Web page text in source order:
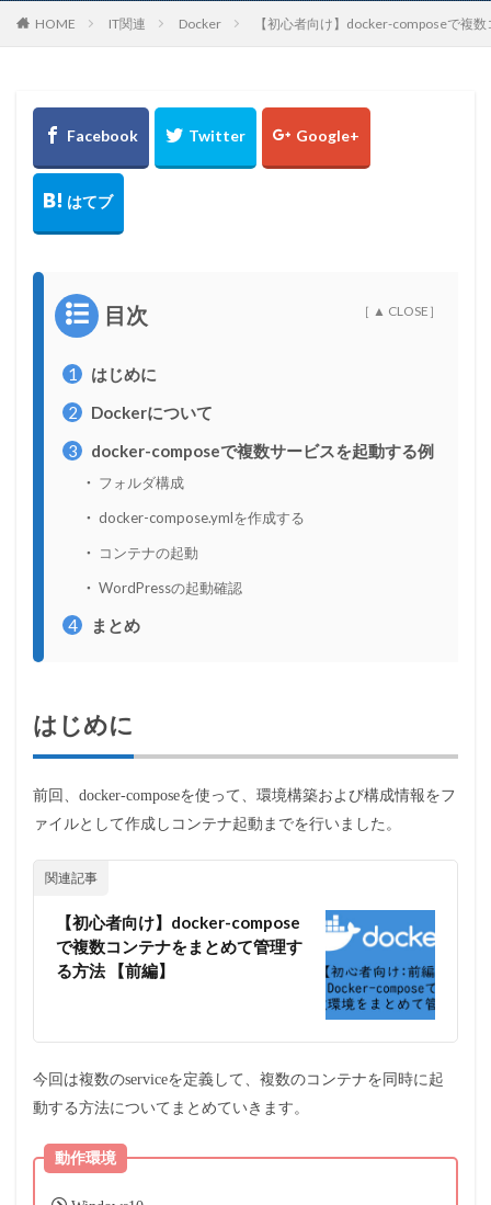
HOME IT関連 Docker 【初心者向け】docker-composeで複
目次
1
はじめに
2
Dockerについて
3
docker-composeで複数サービスを起動する例
フォルダ構成
docker-compose.ymlを作成する
コンテナの起動
WordPressの起動確認
4 まとめ
はじめに
前回、docker-composeを使って、環境構築および構成情報をフ
ァイルとして作成しコンテナ起動までを行いました。
関連記事
【初心者向け】docker-compose
で複数コンテナをまとめて管理す
る方法 【前編】
今回は複数のserviceを定義して、複数のコンテナを同時に起
動する方法についてまとめていきます。
動作環境